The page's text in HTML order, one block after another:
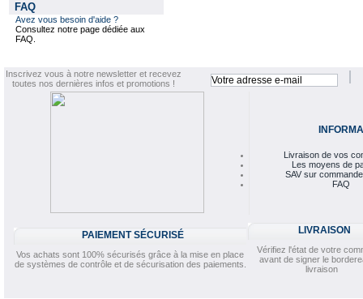
FAQ
Avez vous besoin d'aide ?
Consultez notre page dédiée aux
FAQ.
Inscrivez vous à notre newsletter et recevez
toutes nos dernières infos et promotions !
Livraison de vos
Les moyens de
SAV sur
FAQ
PAIEMENT SÉCURISÉ
Vos achats sont 100% sécurisés grâce à la mise en place
de systèmes de contrôle et de sécurisation des paiements.
LIVRAISON
Vérifiez l'état de votre
avant de signer le
livraison